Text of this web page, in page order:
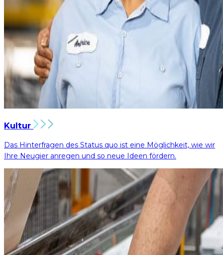
Kultur
Das Hinterfragen des Status quo ist eine Möglichkeit, wie wir
Ihre Neugier anregen und so neue Ideen fördern.